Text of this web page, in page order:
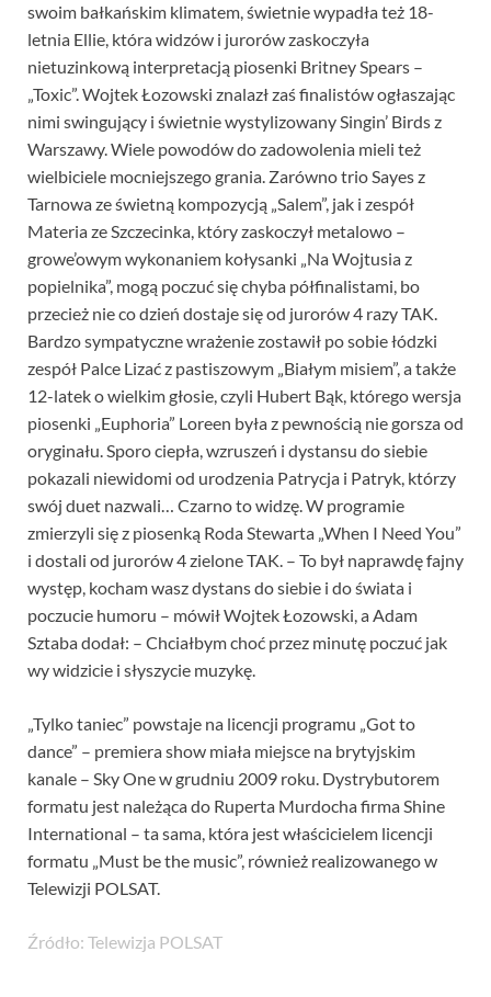
swoim bałkańskim klimatem, świetnie wypadła też 18-
letnia Ellie, która widzów i jurorów zaskoczyła
nietuzinkową interpretacją piosenki Britney Spears –
„Toxic”. Wojtek Łozowski znalazł zaś finalistów ogłaszając
nimi swingujący i świetnie wystylizowany Singin’ Birds z
Warszawy. Wiele powodów do zadowolenia mieli też
wielbiciele mocniejszego grania. Zarówno trio Sayes z
Tarnowa ze świetną kompozycją „Salem”, jak i zespół
Materia ze Szczecinka, który zaskoczył metalowo –
growe’owym wykonaniem kołysanki „Na Wojtusia z
popielnika”, mogą poczuć się chyba półfinalistami, bo
przecież nie co dzień dostaje się od jurorów 4 razy TAK.
Bardzo sympatyczne wrażenie zostawił po sobie łódzki
zespół Palce Lizać z pastiszowym „Białym misiem”, a także
12-latek o wielkim głosie, czyli Hubert Bąk, którego wersja
piosenki „Euphoria” Loreen była z pewnością nie gorsza od
oryginału. Sporo ciepła, wzruszeń i dystansu do siebie
pokazali niewidomi od urodzenia Patrycja i Patryk, którzy
swój duet nazwali… Czarno to widzę. W programie
zmierzyli się z piosenką Roda Stewarta „When I Need You”
i dostali od jurorów 4 zielone TAK. – To był naprawdę fajny
występ, kocham wasz dystans do siebie i do świata i
poczucie humoru – mówił Wojtek Łozowski, a Adam
Sztaba dodał: – Chciałbym choć przez minutę poczuć jak
wy widzicie i słyszycie muzykę.
„Tylko taniec” powstaje na licencji programu „Got to
dance” – premiera show miała miejsce na brytyjskim
kanale – Sky One w grudniu 2009 roku. Dystrybutorem
formatu jest należąca do Ruperta Murdocha firma Shine
International – ta sama, która jest właścicielem licencji
formatu „Must be the music”, również realizowanego w
Telewizji POLSAT.
Źródło: Telewizja POLSAT